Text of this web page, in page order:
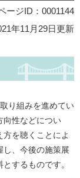
ージID：0001144
年11月29日更新
り組みを進めてい
向性などについ
を聴くことによ
し、今後の施策展
するものです。